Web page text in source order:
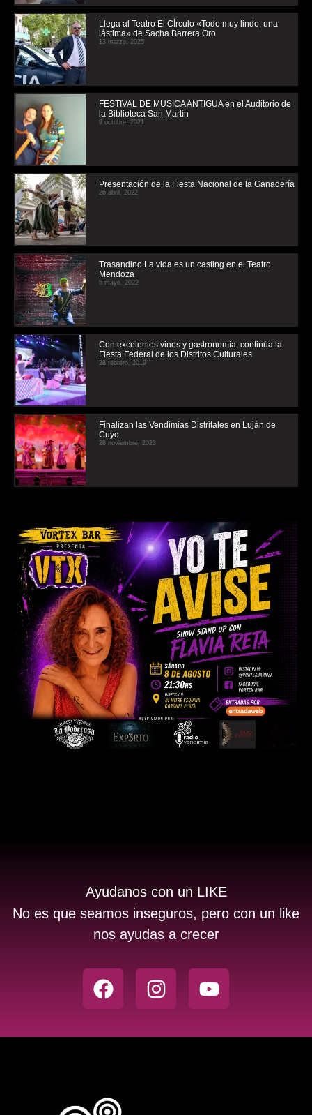
Llega al Teatro El CÍrculo «Todo muy lindo, una
lástima» de Sacha Barrera Oro
13 marzo, 2025
FESTIVAL DE MUSICA ANTIGUA en el Auditorio de
la Biblioteca San Martín
9 octubre, 2021
Presentación de la Fiesta Nacional de la Ganadería
26 abril, 2022
Trasandino La vida es un casting en el Teatro
Mendoza
5 mayo, 2022
Con excelentes vinos y gastronomía, continúa la
Fiesta Federal de los Distritos Culturales
28 febrero, 2019
Finalizan las Vendimias Distritales en Luján de
Cuyo
28 noviembre, 2023
Ayudanos con un LIKE
No es que seamos inseguros, pero con un like
nos ayudas a crecer